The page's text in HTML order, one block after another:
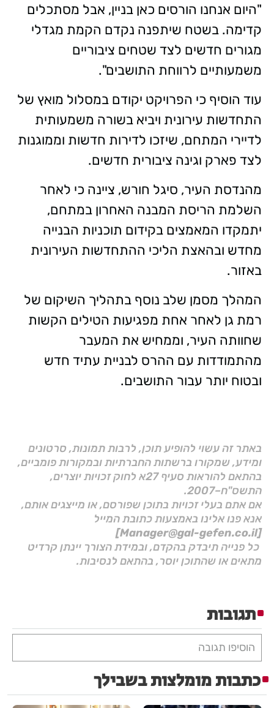
"היום אנחנו הורסים כאן בניין, אבל מסתכלים
קדימה. בשטח שיתפנה נקדם הקמת מגדלי
מגורים חדשים לצד שטחים ציבוריים
משמעותיים לרווחת התושבים".
עוד הוסיף כי הפרויקט יקודם במסלול מואץ של
התחדשות עירונית ויביא בשורה משמעותית
לדיירי המתחם, שיזכו לדירות חדשות וממוגנות
לצד פארק וגינה ציבורית חדשים.
מהנדסת העיר, סיגל חורש, ציינה כי לאחר
השלמת הריסת המבנה האחרון במתחם,
יתמקדו המאמצים בקידום תוכניות הבנייה
מחדש ובהאצת הליכי ההתחדשות העירונית
באזור.
המהלך מסמן שלב נוסף בתהליך השיקום של
רמת גן לאחר אחת מפגיעות הטילים הקשות
שחוותה העיר, וממחיש את המעבר
מהתמודדות עם ההרס לבניית עתיד חדש
ובטוח יותר עבור התושבים.
באתר זה עשוי להופיע תוכן, לרבות תמונות, סרטונים
ומידע, שמקורו ברשתות החברתיות ובמקורות פומביים,
בהתאם להוראות סעיף 27א לחוק זכויות יוצרים,
התשס"ח–2007.
אם אתם בעלי זכויות בתוכן שפורסם, או מייצגים אותם,
אנא פנו אלינו באמצעות כתובת המייל
[Manager@gal-gefen.co.il]
כל פנייה תיבדק בהקדם, ובמידת הצורך יינתן קרדיט
מתאים או שהתוכן יוסר, בהתאם לנסיבות.
תגובות
הוסיפו תגובה
כתבות מומלצות בשבילך